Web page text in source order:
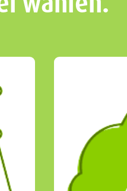
in
Wenn Ihr
braucht,